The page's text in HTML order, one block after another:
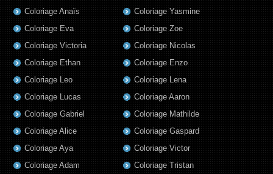
Coloriage Anaïs
Coloriage Eva
Coloriage Victoria
Coloriage Ethan
Coloriage Leo
Coloriage Lucas
Coloriage Gabriel
Coloriage Alice
Coloriage Aya
Coloriage Adam
Coloriage Yasmine
Coloriage Zoe
Coloriage Nicolas
Coloriage Enzo
Coloriage Lena
Coloriage Aaron
Coloriage Mathilde
Coloriage Gaspard
Coloriage Victor
Coloriage Tristan